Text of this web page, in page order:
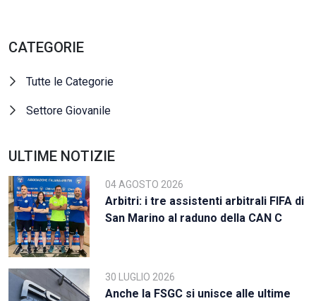
CATEGORIE
Tutte le Categorie
Settore Giovanile
ULTIME NOTIZIE
04 AGOSTO 2026
Arbitri: i tre assistenti arbitrali FIFA di
San Marino al raduno della CAN C
30 LUGLIO 2026
Anche la FSGC si unisce alle ultime